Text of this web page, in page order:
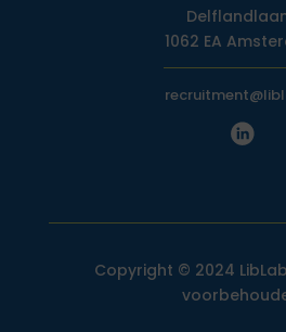
1062 EA
Copyright © 2024